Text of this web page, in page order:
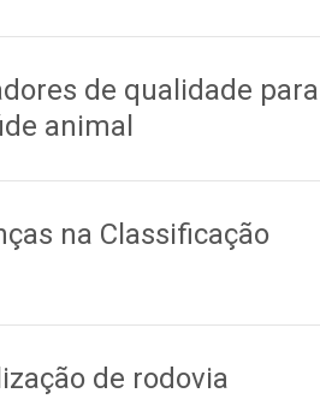
de qualidade para
animal
na Classificação
de rodovia